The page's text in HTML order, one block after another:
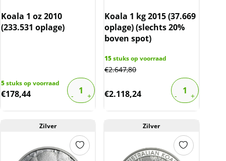
Koala 1 oz 2010
(233.531 oplage)
5stuks op voorraad
€178,44
Koala 1 kg 2015 (37.669
oplage) (slechts 20%
boven spot)
15stuks op voorraad
€2.647,80
€2.118,24
Zilver Zilver